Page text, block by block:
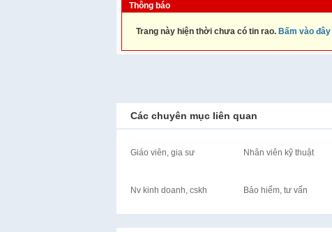
Thông báo
Trang này hiện thời chưa có tin rao. Bấm vào đây
Các chuyên mục liên quan
Giáo viên, gia sư Nhân viên kỹ thuật
Nv kinh doanh, cskh Bảo hiểm, tư vấn